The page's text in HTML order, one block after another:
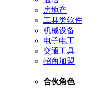
房地产
工具类软件
机械设备
电子电工
交通工具
招商加盟
合伙角色